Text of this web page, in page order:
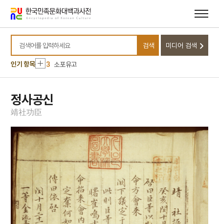
바로가기
바로가기
검색어를 입력하세요
검색 미디어 검색
인기 항목
10 박성춘
1 5·16
2 김필순
3 소포유고
4 장용영
5
6
8 돌장
9
만파식적 설화
10
박성춘
1 5·16
2 김필순
3 소포유고
정사공신
靖社功臣